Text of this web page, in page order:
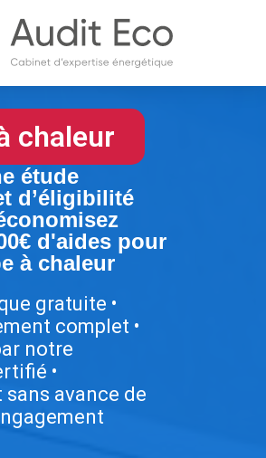
chaleur
étude
d’éligibilité
d'aides pour
à chaleur
gratuite •
complet •
notre
•
avance de